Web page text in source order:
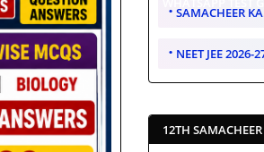
SAMACHEER KALVI 10 11 12
NEET JEE 2026-
12TH